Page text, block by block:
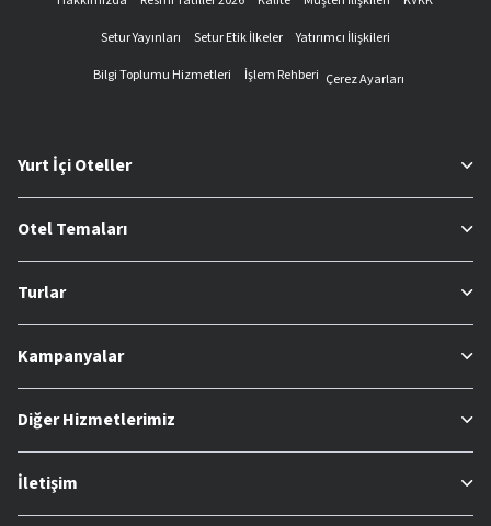
Setur Yayınları
Setur Etik İlkeler
Yatırımcı İlişkileri
Bilgi Toplumu Hizmetleri
İşlem Rehberi Çerez Ayarları
Yurt İçi Oteller
Otel Temaları
Turlar
Kampanyalar
Diğer Hizmetlerimiz
İletişim